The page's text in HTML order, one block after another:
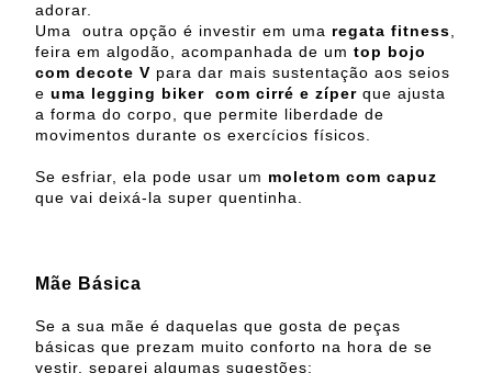
adorar.
Uma
outra opção é investir em uma regata fitness
feira em algodão, acompanhada de um top bojo
com decote V para dar mais sustentação aos seios
e uma legging biker com cirré e zíper que ajusta
a forma do corpo, que permite liberdade de
movimentos durante os exercícios físicos.
Se esfriar, ela pode usar um moletom com capuz
que vai deixá-la super quentinha.
Mãe Básica
Se a sua mãe é daquelas que gosta de peças
básicas que prezam muito conforto na hora de se
vestir, separei algumas sugestões: